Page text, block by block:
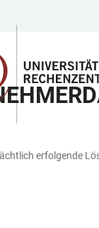
erfolgende